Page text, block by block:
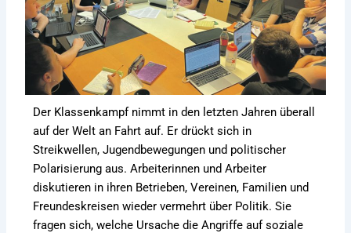
Der Klassenkampf nimmt in den letzten Jahren überall
auf der Welt an Fahrt auf. Er drückt sich in
Streikwellen, Jugendbewegungen und politischer
Polarisierung aus. Arbeiterinnen und Arbeiter
diskutieren in ihren Betrieben, Vereinen, Familien und
Freundeskreisen wieder vermehrt über Politik. Sie
fragen sich, welche Ursache die Angriffe auf soziale